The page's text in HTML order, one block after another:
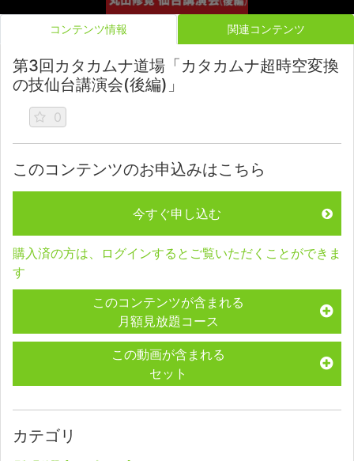
コンテンツ情報 関連コンテンツ
第3回カタカムナ道場「カタカムナ超時空変換
の技仙台講演会(後編)」
0
このコンテンツのお申込みはこちら
今すぐ申し込む
購入済の方は、ログインするとご覧いただくことができま
す
このコンテンツが含まれる
月額見放題コース
この動画が含まれる
セット
カテゴリ